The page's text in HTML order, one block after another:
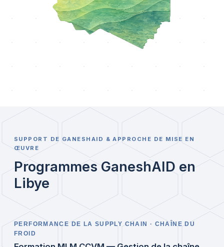
SUPPORT DE GANESHAID & APPROCHE DE MISE EN
ŒUVRE
Programmes GaneshAID en
Libye
PERFORMANCE DE LA SUPPLY CHAIN · CHAÎNE DU
FROID